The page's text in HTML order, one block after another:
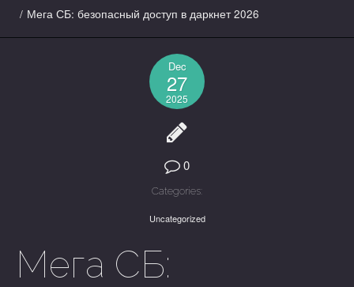
/ Мега СБ: безопасный доступ в даркнет 2026
Dec
27
2025
0
Categories:
Uncategorized
Мега СБ: